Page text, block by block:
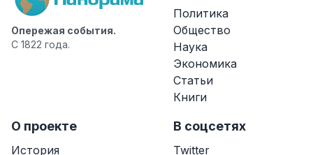
Опережая события.
С 1822 года.
Политика
Общество
Наука
Экономика
Статьи
Книги
О проекте
История
В соцсетях
Twitter